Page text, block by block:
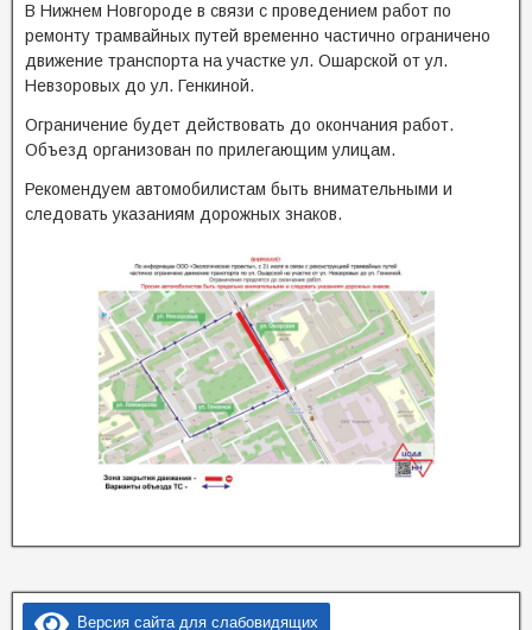
В Нижнем Новгороде в связи с проведением работ по
ремонту трамвайных путей временно частично ограничено
движение транспорта на участке ул. Ошарской от ул.
Невзоровых до ул. Генкиной.
Ограничение будет действовать до окончания работ.
Объезд организован по прилегающим улицам.
Рекомендуем автомобилистам быть внимательными и
следовать указаниям дорожных знаков.
Версия сайта для слабовидящих